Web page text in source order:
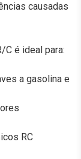
causadas
C é ideal para:
a gasolina e
RC